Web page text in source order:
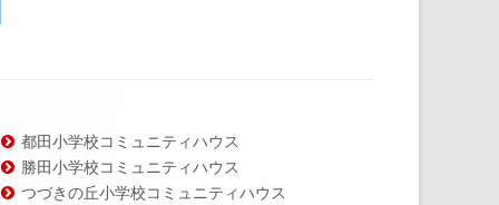
都田小学校コミュニティハウス
勝田小学校コミュニティハウス
つづきの丘小学校コミュニティハウス